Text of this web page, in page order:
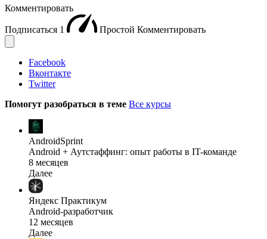
Комментировать
Подписаться 1 Простой Комментировать
Facebook
Вконтакте
Twitter
Помогут разобраться в теме Все курсы
AndroidSprint
Android + Аутстаффинг: опыт работы в IT-команде
8 месяцев
Далее
Яндекс Практикум
Android-разработчик
12 месяцев
Далее